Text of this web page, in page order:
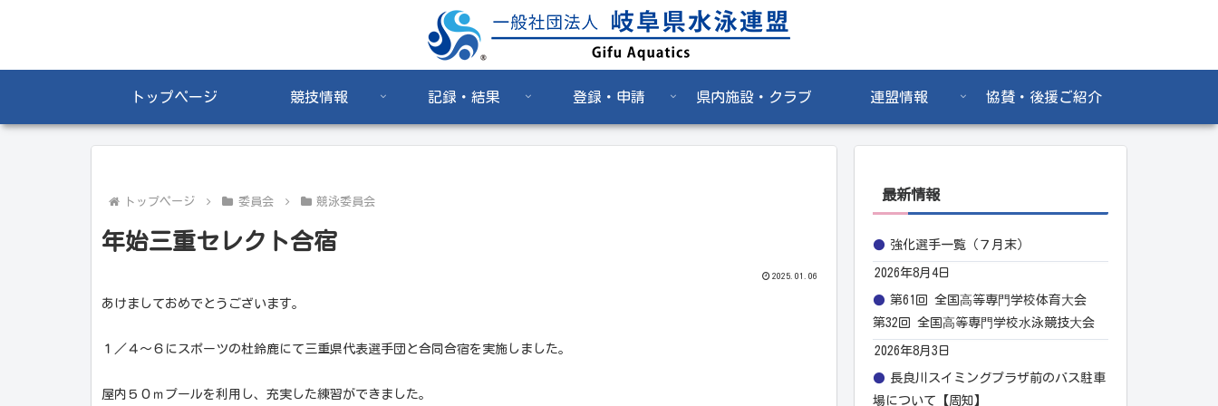
トップページ 競技情報 記録・結果 登録・申請 県内施設・クラブ 連盟情報 協賛・後援ご紹介
トップページ 委員会 競泳委員会
年始三重セレクト合宿
2025.01.06
あけましておめでとうございます。
１／４～６にスポーツの杜鈴鹿にて三重県代表選手団と合同合宿を実施しました。
屋内５０ｍプールを利用し、充実した練習ができました。
最新情報
強化選手一覧（７月末）
2026年8月4日
第61回 全国⾼等専⾨学校体育⼤会
第32回 全国⾼等専⾨学校⽔泳競技⼤会
2026年8月3日
長良川スイミングプラザ前のバス駐車
場について【周知】